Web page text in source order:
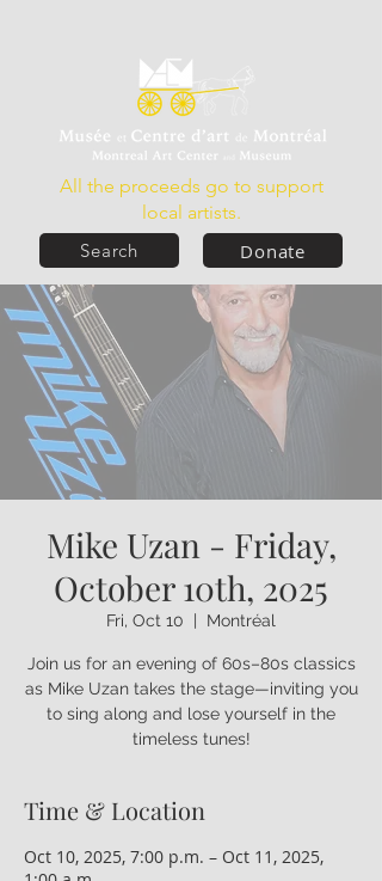
Donate
All the proceeds go to support
local artists.
Search
Mike Uzan - Friday,
October 10th, 2025
Fri, Oct 10 Montréal
Join us for an evening of 60s–80s classics
as Mike Uzan takes the stage—inviting you
to sing along and lose yourself in the
timeless tunes!
Time & Location
Oct 10, 2025, 7:00 p.m. – Oct 11, 2025,